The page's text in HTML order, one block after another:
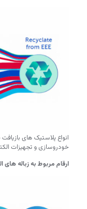
انواع پلاستیک های
خودروسازی و تجهیزات
ارقام مربوط به زباله های